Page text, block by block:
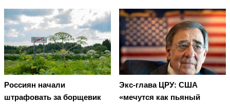
Россиян начали
штрафовать за борщевик
Экс-глава ЦРУ: США
«мечутся как пьяный